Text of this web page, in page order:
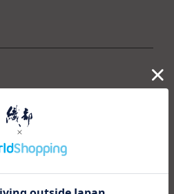
にて展示販売中の作品になり
によってORIBE NAGOYA店頭で
ルさせて頂きます。
出荷になりますので、ご注文確認